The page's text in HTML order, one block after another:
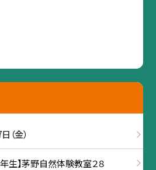
金）
生】茅野自然体験教室２８